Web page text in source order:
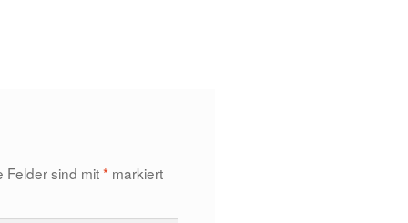
Felder sind mit* markiert